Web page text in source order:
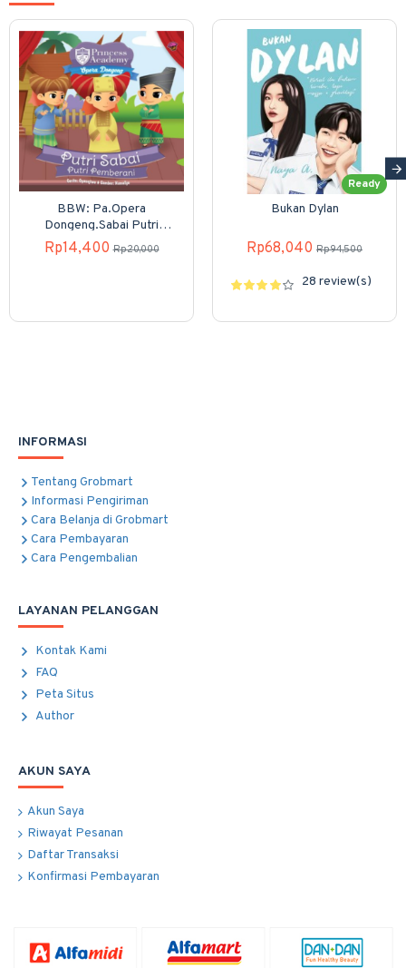
BBW: Pa.Opera
Dongeng.Sabai Putri
Pemberani (Boardbook)
Rp14,400 Rp20,000
Ready
Bukan Dylan
Rp68,040 Rp94,500
28 review(s)
INFORMASI
Tentang Grobmart
Informasi Pengiriman
Cara Belanja di Grobmart
Cara Pembayaran
Cara Pengembalian
LAYANAN PELANGGAN
Kontak Kami
FAQ
Peta Situs
Author
AKUN SAYA
Akun Saya
Riwayat Pesanan
Daftar Transaksi
Konfirmasi Pembayaran